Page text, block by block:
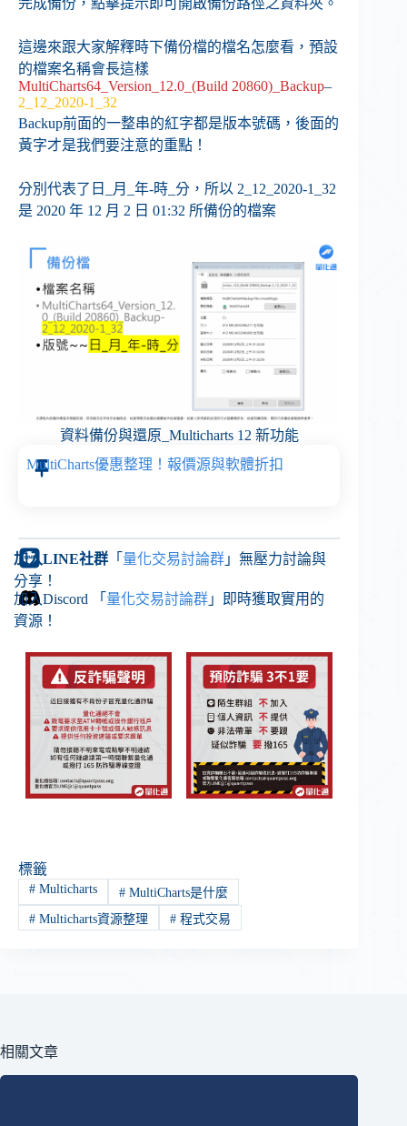
這邊來跟大家解釋時下備份檔的檔名怎麼看，預設
的檔案名稱會長這樣
MultiCharts64_Version_12.0_(Build 20860)_Backup–
2_12_2020-1_32
Backup前面的一整串的紅字都是版本號碼，後面的
黃字才是我們要注意的重點！
分別代表了日_月_年-時_分，所以 2_12_2020-1_32
是 2020 年 12 月 2 日 01:32 所備份的檔案
資料備份與還原_Multicharts 12 新功能
MultiCharts優惠整理！報價源與軟體折扣
加入LINE社群 「 量化交易討論群 」無壓力討論與
分享！
加入Discord 「 量化交易討論群 」即時獲取實用的
資源！
標籤
#Multicharts #MultiCharts是什麼
#Multicharts資源整理 #程式交易
相關文章